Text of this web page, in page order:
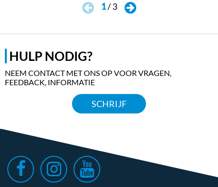
1/3
HULP NODIG?
NEEM CONTACT MET ONS OP VOOR VRAGEN,
FEEDBACK, INFORMATIE
SCHRIJF